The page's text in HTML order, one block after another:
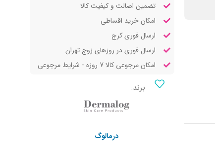
تضمین اصالت و کیفیت کالا
امکان خرید اقساطی
ارسال فوری کرج
ارسال فوری در روزهای زوج تهران
امکان مرجوعی کالا 7 روزه - شرایط مرجوعی
برند:
درمالوگ